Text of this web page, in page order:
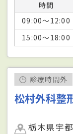
時間
09:00～12:00
15:00～18:00
診療時間外
松村外科整
栃木県宇